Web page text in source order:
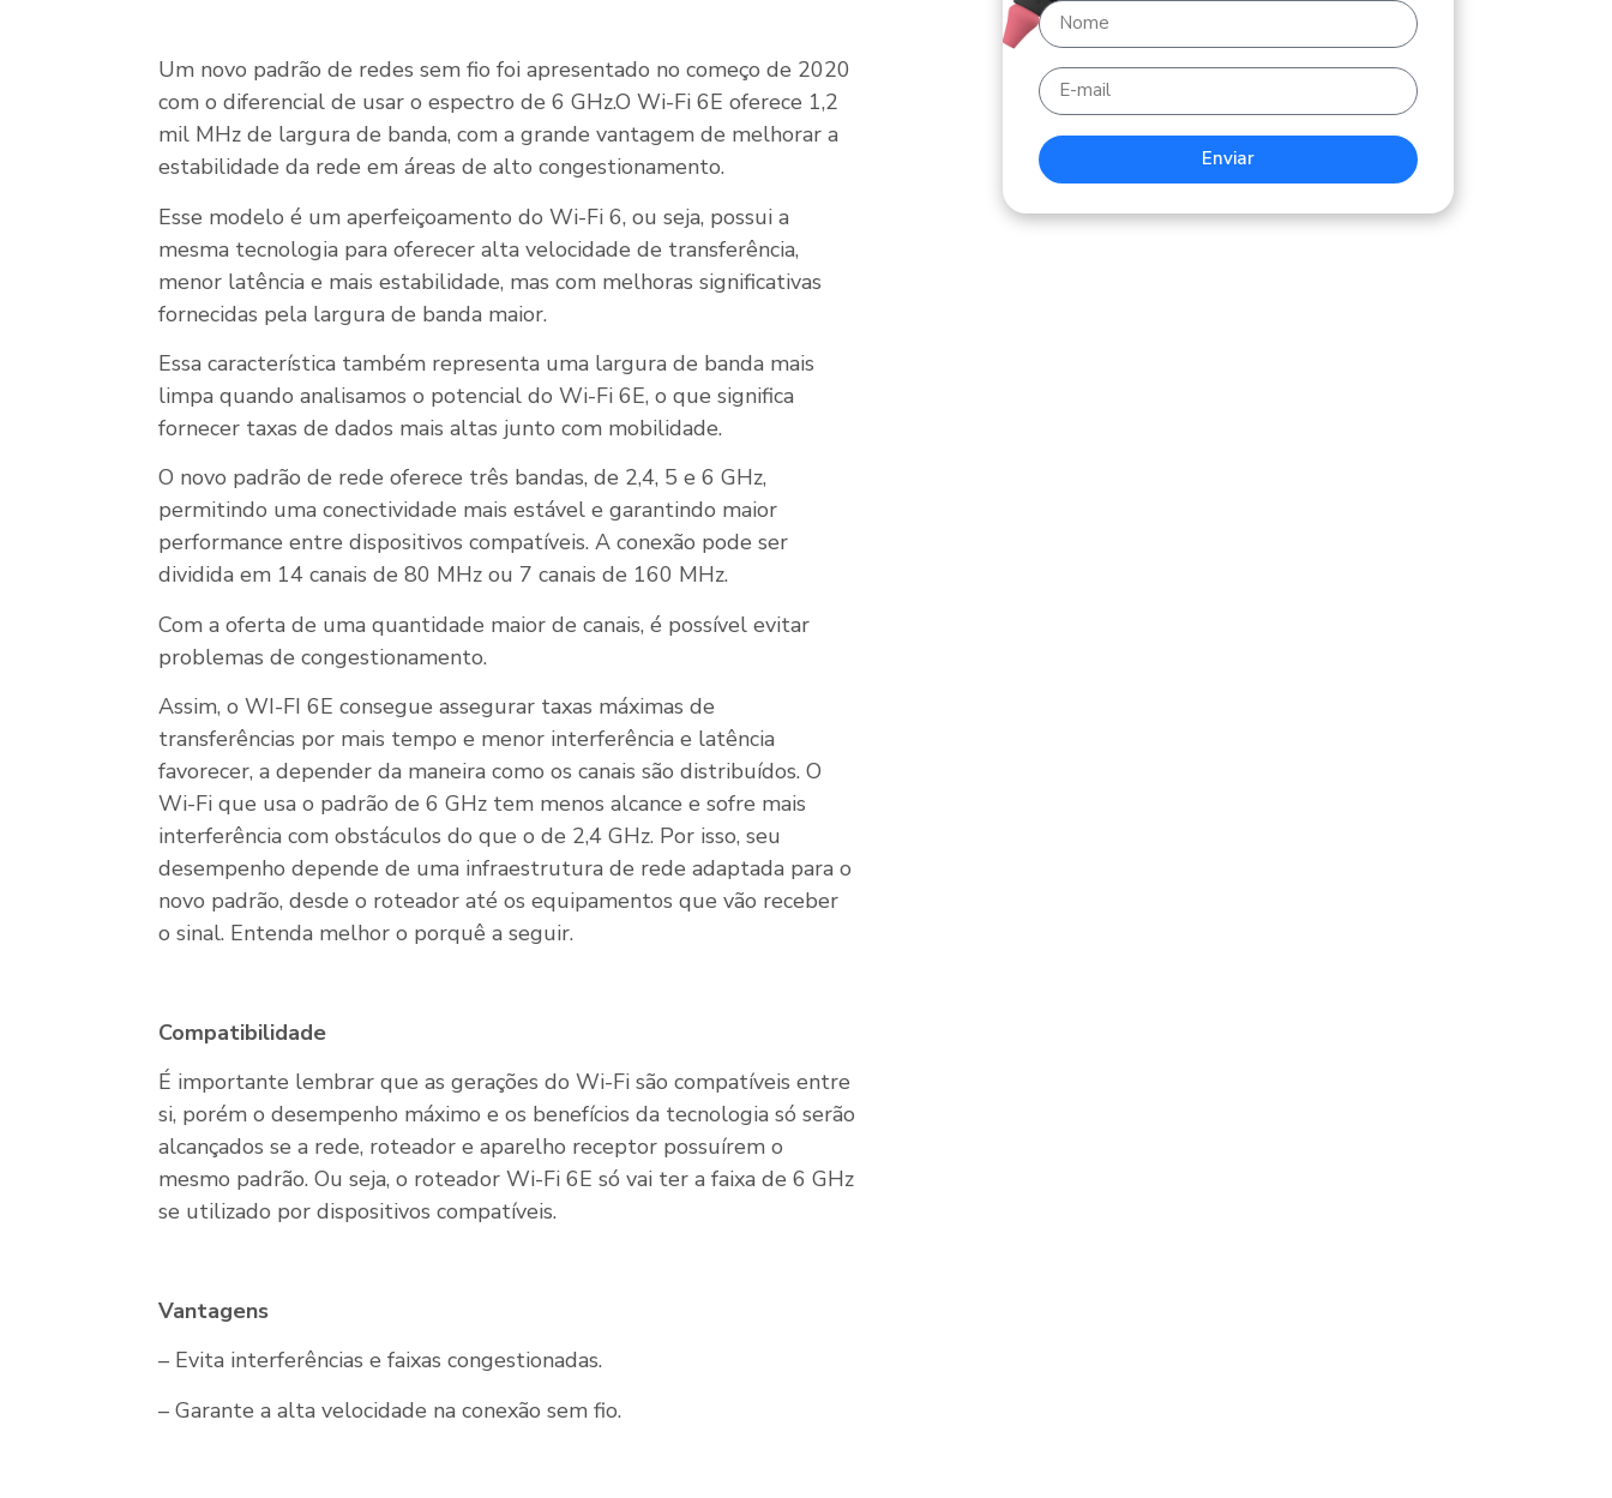
Um novo padrão de redes sem fio foi apresentado no começo de 2020
com o diferencial de usar o espectro de 6 GHz.O Wi-Fi 6E oferece 1,2
mil MHz de largura de banda, com a grande vantagem de melhorar a
estabilidade da rede em áreas de alto congestionamento.
Esse modelo é um aperfeiçoamento do Wi-Fi 6, ou seja, possui a
mesma tecnologia para oferecer alta velocidade de transferência,
menor latência e mais estabilidade, mas com melhoras significativas
fornecidas pela largura de banda maior.
Essa característica também representa uma largura de banda mais
limpa quando analisamos o potencial do Wi-Fi 6E, o que significa
fornecer taxas de dados mais altas junto com mobilidade.
O novo padrão de rede oferece três bandas, de 2,4, 5 e 6 GHz,
permitindo uma conectividade mais estável e garantindo maior
performance entre dispositivos compatíveis. A conexão pode ser
dividida em 14 canais de 80 MHz ou 7 canais de 160 MHz.
Com a oferta de uma quantidade maior de canais, é possível evitar
problemas de congestionamento.
Assim, o WI-FI 6E consegue assegurar taxas máximas de
transferências por mais tempo e menor interferência e latência
favorecer, a depender da maneira como os canais são distribuídos. O
Wi-Fi que usa o padrão de 6 GHz tem menos alcance e sofre mais
interferência com obstáculos do que o de 2,4 GHz. Por isso, seu
desempenho depende de uma infraestrutura de rede adaptada para o
novo padrão, desde o roteador até os equipamentos que vão receber
o sinal. Entenda melhor o porquê a seguir.
Compatibilidade
É importante lembrar que as gerações do Wi-Fi são compatíveis entre
si, porém o desempenho máximo e os benefícios da tecnologia só serão
alcançados se a rede, roteador e aparelho receptor possuírem o
mesmo padrão. Ou seja, o roteador Wi-Fi 6E só vai ter a faixa de 6 GHz
se utilizado por dispositivos compatíveis.
Vantagens
– Evita interferências e faixas congestionadas.
– Garante a alta velocidade na conexão sem fio.
Enviar